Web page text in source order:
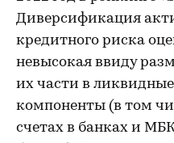
Диверсификация
кредитного риска
невысокая ввиду
их части в
компоненты (в том
счетах в банках и